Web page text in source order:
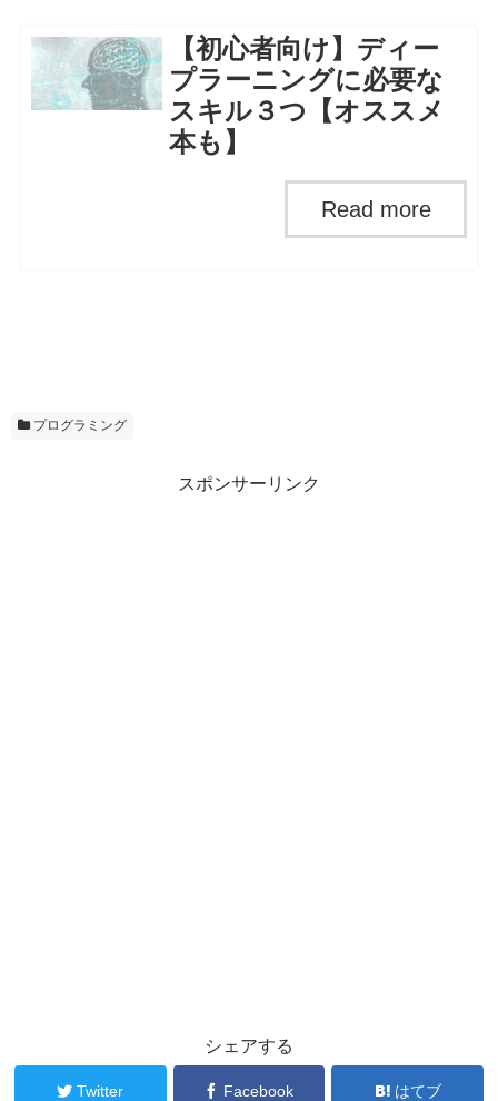
【初心者向け】ディー
プラーニングに必要な
スキル３つ【オススメ
本も】
プログラミング
スポンサーリンク
シェアする
Twitter Facebook はてブ